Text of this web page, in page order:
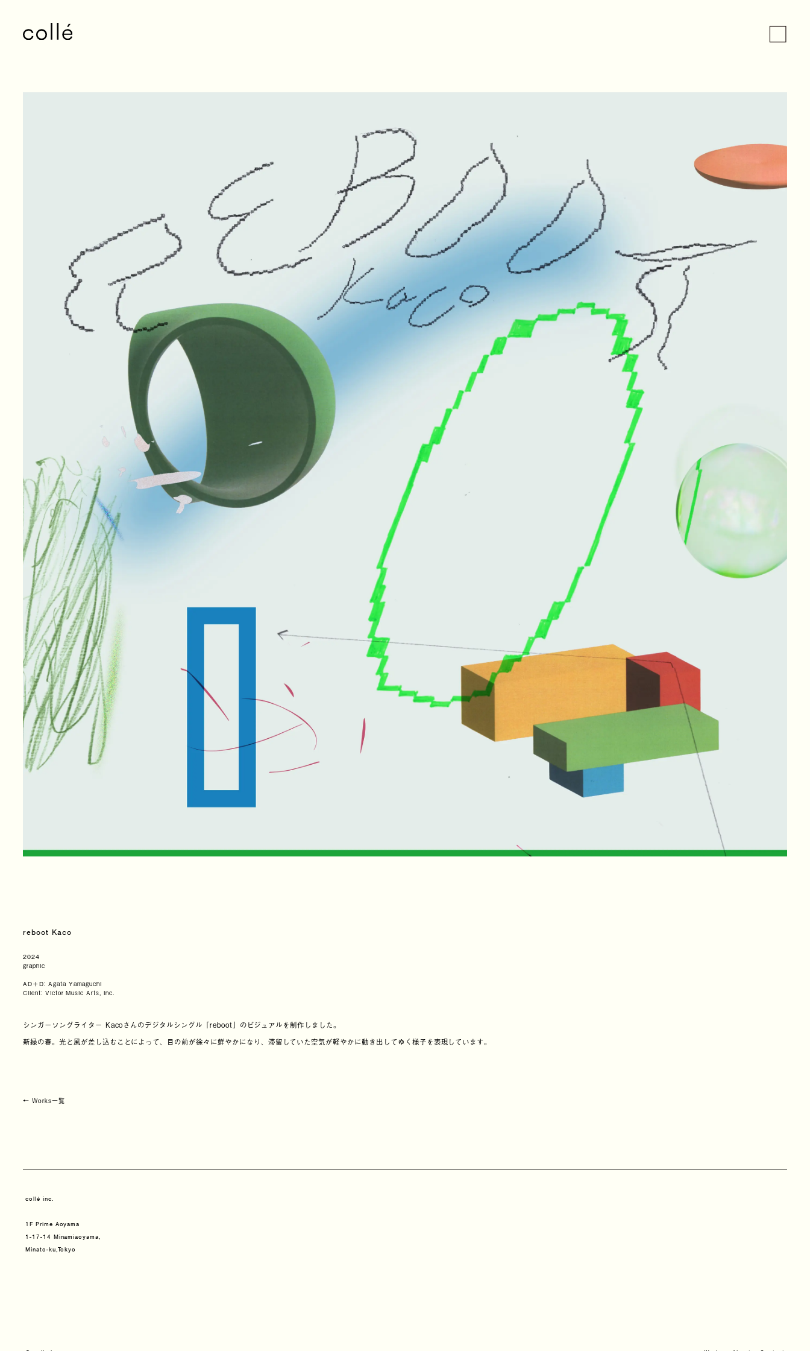
reboot Kaco
2024
graphic
AD＋D: Agata Yamaguchi
Client: Victor Music Arts, Inc.
シンガーソングライター Kacoさんのデジタルシングル「reboot」のビジュアルを制作しました。
新緑の春。光と風が差し込むことによって、目の前が徐々に鮮やかになり、滞留していた空気が軽やかに動き出してゆく様子を表現しています。
← Works一覧
collé inc.
1F Prime Aoyama
1-17-14 Minamiaoyama,
Minato-ku,Tokyo